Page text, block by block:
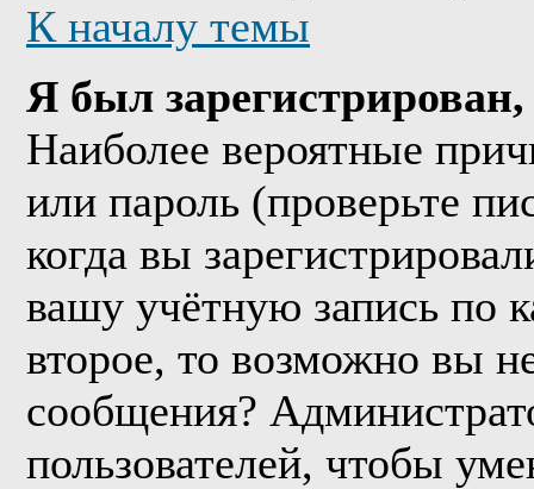
К началу темы
Я был
Наиболее вероятные
или пароль (проверьте
когда вы
вашу учётную запись по
второе, то возможно вы
сообщения?
пользователей, чтобы